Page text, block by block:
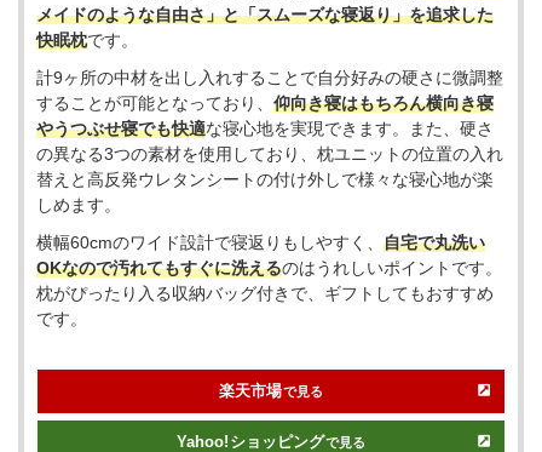
メイドのような自由さ」と「スムーズな寝返り」を追求した
快眠枕です。
計9ヶ所の中材を出し入れすることで自分好みの硬さに微調整
することが可能となっており、 仰向き寝はもちろん横向き寝
やうつぶせ寝でも快適な寝心地を実現できます。また、硬さ
の異なる3つの素材を使用しており、枕ユニットの位置の入れ
替えと高反発ウレタンシートの付け外しで様々な寝心地が楽
しめます。
横幅60cmのワイド設計で寝返りもしやすく、 自宅で丸洗い
OKなので汚れてもすぐに洗えるのはうれしいポイントです。
枕がぴったり入る収納バッグ付きで、ギフトしてもおすすめ
です。
楽天市場で見る
Yahoo! ショッピングで見る